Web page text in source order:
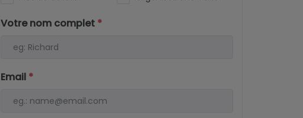
Votre nom complet *
Email *